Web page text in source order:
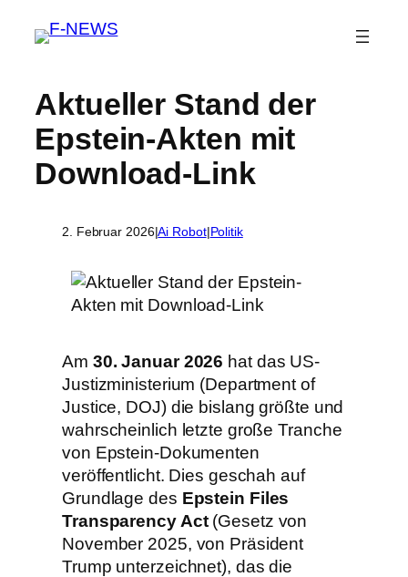
Aktueller Stand der
Epstein-Akten mit
Download-Link
2. Februar 2026|Ai Robot|Politik
Am 30. Januar 2026 hat das US-
Justizministerium (Department of
Justice, DOJ) die bislang größte und
wahrscheinlich letzte große Tranche
von Epstein-Dokumenten
veröffentlicht. Dies geschah auf
Grundlage des Epstein Files
Transparency Act(Gesetz von
November 2025, von Präsident
Trump unterzeichnet), das die